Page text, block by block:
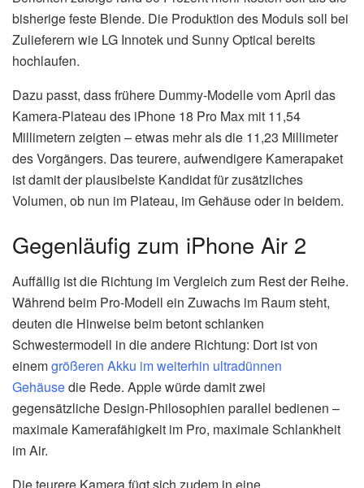
bisherige feste Blende. Die Produktion des Moduls soll bei
Zulieferern wie LG Innotek und Sunny Optical bereits
hochlaufen.
Dazu passt, dass frühere Dummy-Modelle vom April das
Kamera-Plateau des iPhone 18 Pro Max mit 11,54
Millimetern zeigten – etwas mehr als die 11,23 Millimeter
des Vorgängers. Das teurere, aufwendigere Kamerapaket
ist damit der plausibelste Kandidat für zusätzliches
Volumen, ob nun im Plateau, im Gehäuse oder in beidem.
Gegenläufig zum iPhone Air 2
Auffällig ist die Richtung im Vergleich zum Rest der Reihe.
Während beim Pro-Modell ein Zuwachs im Raum steht,
deuten die Hinweise beim betont schlanken
Schwestermodell in die andere Richtung: Dort ist von
einemgrößeren Akku im weiterhin ultradünnen
Gehäusedie Rede. Apple würde damit zwei
gegensätzliche Design-Philosophien parallel bedienen –
maximale Kamerafähigkeit im Pro, maximale Schlankheit
im Air.
Die teurere Kamera fügt sich zudem in eine